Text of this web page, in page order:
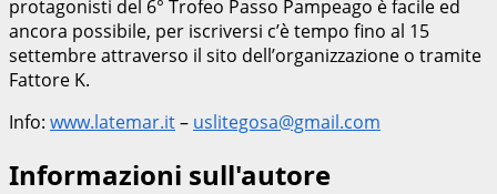
protagonisti del 6° Trofeo Passo Pampeago è facile ed
ancora possibile, per iscriversi c’è tempo fino al 15
settembre attraverso il sito dell’organizzazione o tramite
Fattore K.
Info: www.latemar.it– uslitegosa@gmail.com
Informazioni sull'autore